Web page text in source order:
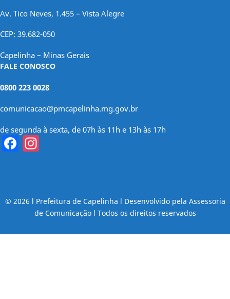
Av. Tico Neves, 1.455 – Vista Alegre
CEP: 39.682-050
Capelinha – Minas Gerais
FALE CONOSCO
0800 223 0028
comunicacao@pmcapelinha.mg.gov.br
de segunda à sexta, de 07h às 11h e 13h às 17h
Facebook
© 2026 l Prefeitura de Capelinha l Desenvolvido pela Assessoria
de Comunicação l Todos os direitos reservados